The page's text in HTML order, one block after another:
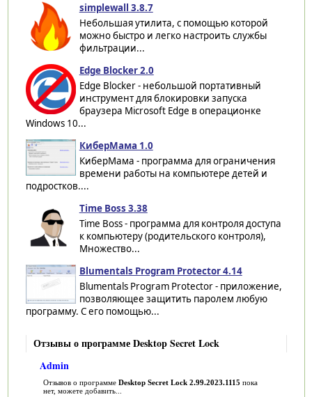
simplewall 3.8.7
Небольшая утилита, с помощью которой
можно быстро и легко настроить службы
фильтрации...
Edge Blocker 2.0
Edge Blocker - небольшой портативный
инструмент для блокировки запуска
браузера Microsoft Edge в операционке
Windows 10...
КиберМама 1.0
КиберМама - программа для ограничения
времени работы на компьютере детей и
подростков....
Time Boss 3.38
Time Boss - программа для контроля доступа
к компьютеру (родительского контроля),
Множество...
Blumentals Program Protector 4.14
Blumentals Program Protector - приложение,
позволяющее защитить паролем любую
программу. С его помощью...
Отзывы о программе Desktop Secret Lock
Admin
Отзывов о программе Desktop Secret Lock 2.99.2023.1115 пока
нет, можете добавить...